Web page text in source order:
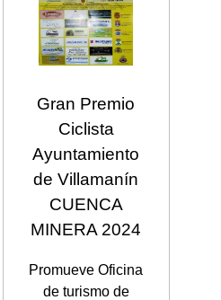
Gran Premio
Ciclista
Ayuntamiento
de Villamanín
CUENCA
MINERA 2024
Promueve Oficina
de turismo de